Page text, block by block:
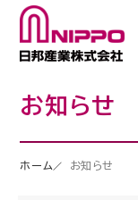
お知らせ
ホーム お知らせ